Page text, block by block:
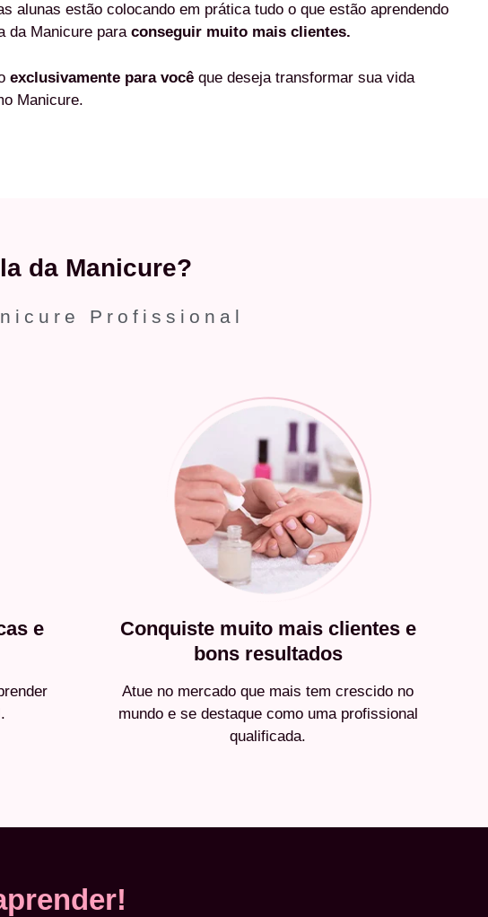
alunas estão colocando em prática tudo o que estão aprendendo
da Manicure para conseguir muito mais clientes.
exclusivamente para você que deseja transformar sua vida
Manicure.
da Manicure?
Profissional
e
Conquiste muito mais clientes e
bons resultados
Atue no mercado que mais tem crescido no
mundo e se destaque como uma profissional
qualificada.